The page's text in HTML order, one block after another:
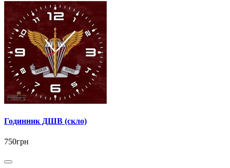
Годинник ДШВ (скло)
750грн